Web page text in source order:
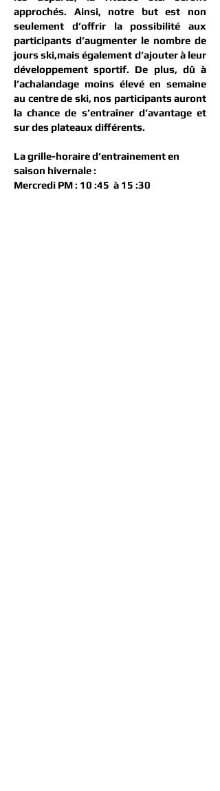
approchés. Ainsi, notre but est non
seulement d’offrir la possibilité aux
participants d’augmenter le nombre de
jours ski,mais également d’ajouter à leur
développement sportif. De plus, dû à
l’achalandage moins élevé en semaine
au centre de ski, nos participants auront
la chance de s’entraîner d’avantage et
sur des plateaux différents.
La grille-horaire d’entrainement en
saison hivernale :
Mercredi PM : 10 :45 à 15 :30